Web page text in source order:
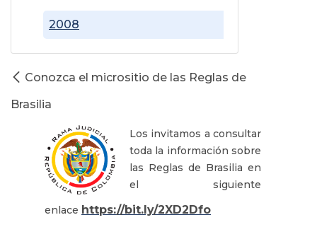
2008
Conozca el micrositio de las Reglas de
Brasilia
Los invitamos a consultar
toda la información sobre
las Reglas de Brasilia en
el siguiente
enlace https://bit.ly/2XD2Dfo